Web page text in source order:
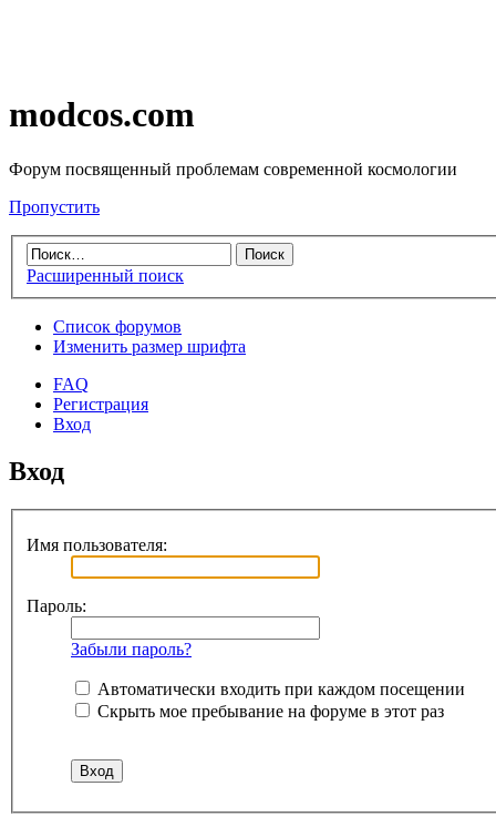
modcos.com
Форум посвященный проблемам современной космологии
Пропустить
Расширенный поиск
Список форумов
Изменить размер шрифта
FAQ
Регистрация
Вход
Вход
Имя пользователя:
Пароль:
Забыли пароль?
Автоматически входить при каждом посещении
Скрыть мое пребывание на форуме в этот раз